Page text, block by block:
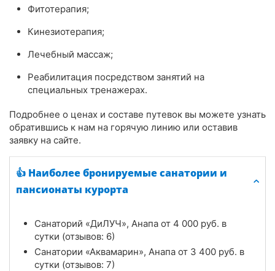
Фитотерапия;
Кинезиотерапия;
Лечебный массаж;
Реабилитация посредством занятий на
специальных тренажерах.
Подробнее о ценах и составе путевок вы можете узнать
обратившись к нам на горячую линию или оставив
заявку на сайте.
👍 Наиболее бронируемые санатории и
пансионаты курорта
Санаторий «ДиЛУЧ», Анапа от 4 000 руб. в
сутки (отзывов: 6)
Санатории «Аквамарин», Анапа от 3 400 руб. в
сутки (отзывов: 7)